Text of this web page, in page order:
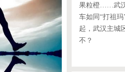
果粒橙……武
车如同“打祖
起，武汉主城
不？